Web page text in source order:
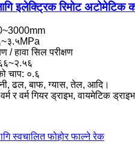
किलोवाट माइक्रो हाइड्रो फिक्स्ड
टर्गो टर्बाइन जेनरेटर
किलोवाट कपलान टर्बाइन जेनरल...
वाटर ह्वील टर्बाइन जेनरेटर
१.५ किलोवाट २ किलोवाट ३
फ्रान्स...
टर्बाइन जेनेरेटर...
इलेक्ट्रिक रिमोट अटोमेटिक
/ हावा सिल परीक्षण
चाप: ०.६
ढल, बाफ, ग्यास, तेल, आदि।
र वर्म गियर ड्राइभ, वायमेटिक